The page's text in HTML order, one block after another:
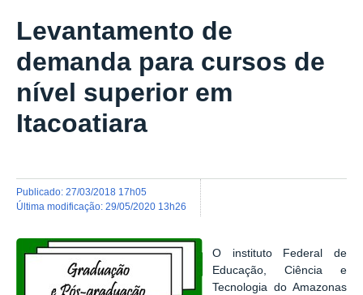
Levantamento de
demanda para cursos de
nível superior em
Itacoatiara
publicado: 27/03/2018 17h05
última modificação: 29/05/2020 13h26
O instituto Federal de
Educação,Ciência e
Tecnologia do Amazonas